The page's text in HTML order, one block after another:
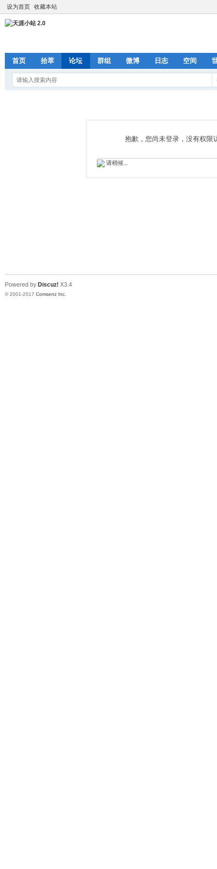
设为首页 收藏本站
首页 拾萃 论坛 群组 微博 日志 空间
抱歉，您尚未登录，没有权限
请稍候...
Powered by Discuz! X3.4
© 2001-2017 Comsenz Inc.